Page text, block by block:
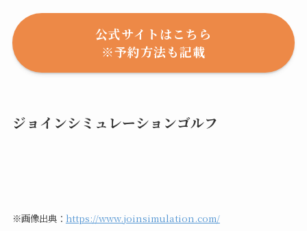
公式サイトはこちら
※予約方法も記載
ジョインシミュレーションゴルフ
※画像出典： https://www.joinsimulation.com/